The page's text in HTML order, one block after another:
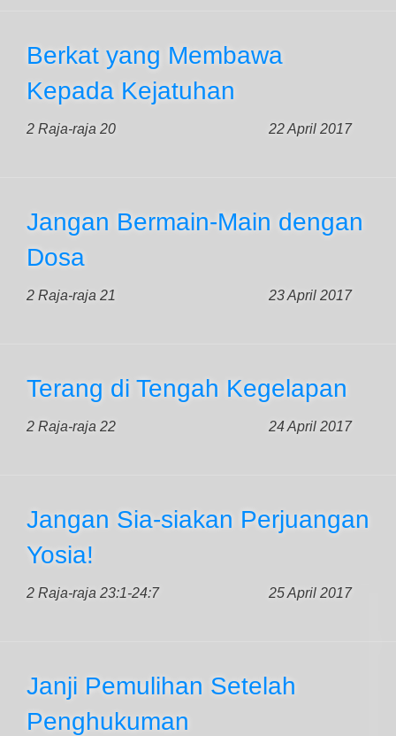
Berkat yang Membawa
Kepada Kejatuhan
2 Raja-raja 20 22 April 2017
Jangan Bermain-Main dengan
Dosa
2 Raja-raja 21 23 April 2017
Terang di Tengah Kegelapan
2 Raja-raja 22 24 April 2017
Jangan Sia-siakan Perjuangan
Yosia!
2 Raja-raja 23:1-24:7 25 April 2017
Janji Pemulihan Setelah
Penghukuman